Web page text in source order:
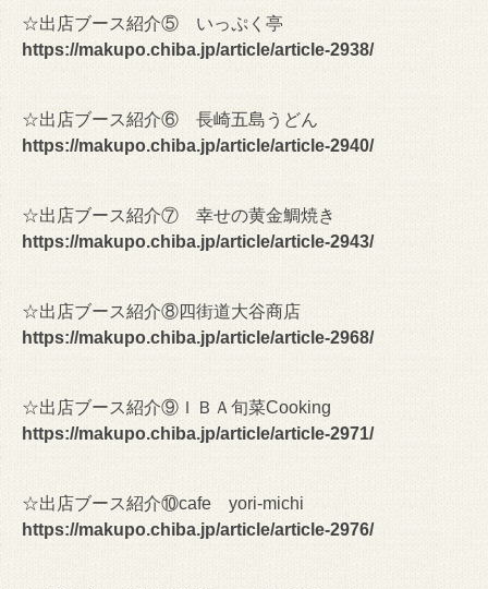
☆出店ブース紹介⑤ いっぷく亭
https://makupo.chiba.jp/article/article-2938/
☆出店ブース紹介⑥ 長崎五島うどん
https://makupo.chiba.jp/article/article-2940/
☆出店ブース紹介⑦ 幸せの黄金鯛焼き
https://makupo.chiba.jp/article/article-2943/
☆出店ブース紹介⑧四街道大谷商店
https://makupo.chiba.jp/article/article-2968/
☆出店ブース紹介⑨ＩＢＡ旬菜Cooking
https://makupo.chiba.jp/article/article-2971/
☆出店ブース紹介⑩cafe yori-michi
https://makupo.chiba.jp/article/article-2976/